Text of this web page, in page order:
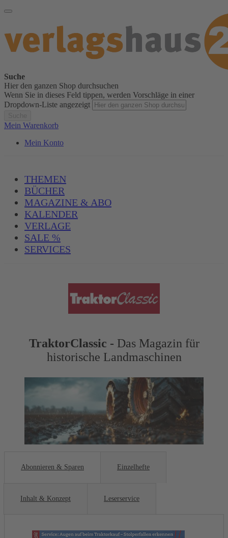
Suche
Hier den ganzen Shop durchsuchen
Wenn Sie in dieses Feld tippen, werden Vorschläge in einer
Dropdown-Liste angezeigt
Mein Warenkorb
Mein Konto
THEMEN
BÜCHER
MAGAZINE & ABO
KALENDER
VERLAGE
SALE %
SERVICES
TraktorClassic - Das Magazin für
historische Landmaschinen
Abonnieren & Sparen Einzelhefte
Inhalt & Konzept Leserservice